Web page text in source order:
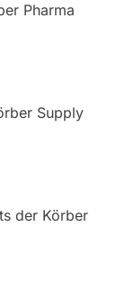
Pharma
Supply
der Körber